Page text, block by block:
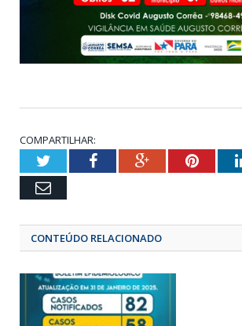
COMPARTILHAR:
TwitterFacebookGoogle+
Email
CONTEÚDO RELACIONADO